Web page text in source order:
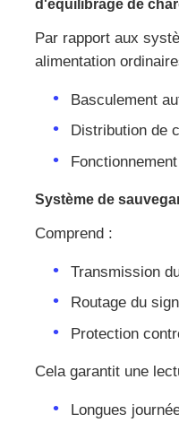
d'équilibrage de
Par rapport aux
alimentation
Basculement
Distribution de
Système de
Comprend :
Transmission
Routage du
Protection
Cela garantit une
Longues